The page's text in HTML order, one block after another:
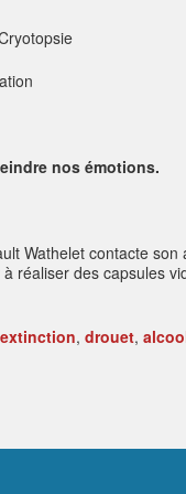
nos émotions.
Wathelet contacte son
réaliser des capsules
extinction,drouet,